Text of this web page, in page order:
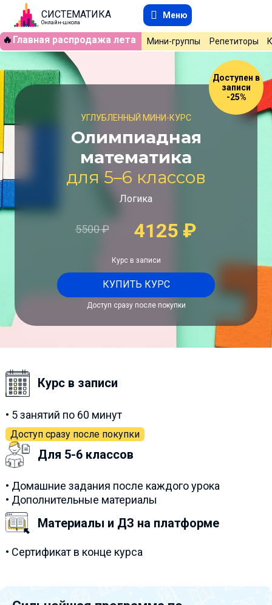
СИСТЕМАТИКА
Онлайн-школа
Меню
🔥 Главная распродажа лета Мини-группы Репетиторы
Доступен в
записи
-25%
УГЛУБЛЕННЫЙ МИНИ-КУРС
Олимпиадная
математика
для 5–6 классов
Логика
5500₽ 4125 ₽
Курс в записи
КУПИТЬ КУРС
Доступ сразу после покупки
Курс в записи
• 5 занятий по 60 минут
Доступ сразу после покупки
Для 5-6 классов
• Домашние задания после каждого урока
• Дополнительные материалы
Материалы и ДЗ на платформе
• Сертификат в конце курса